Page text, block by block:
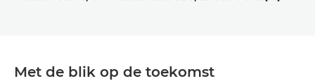
Met de blik op de toekomst